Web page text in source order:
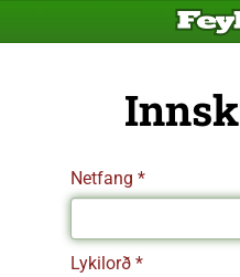
Netfang
Lykilorð